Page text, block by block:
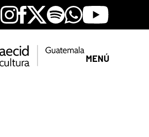
Instagram
Facebook
X SpotifyWhatsapp
Youtube
MENÚ